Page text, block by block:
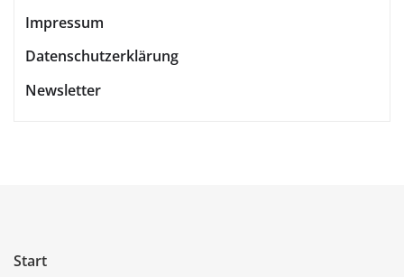
Impressum
Datenschutzerklärung
Newsletter
Start